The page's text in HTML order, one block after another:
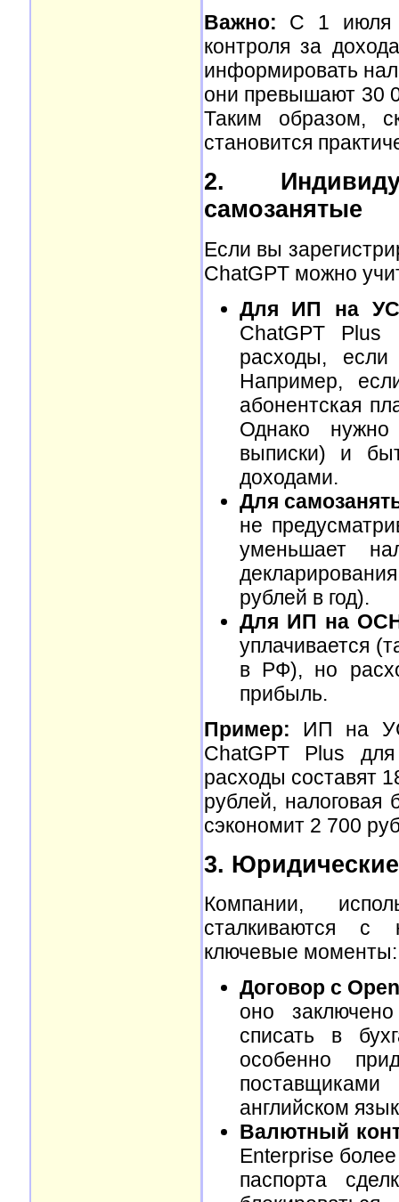
Важно: С 1 июля
контроля за
информировать
они превышают 30
Таким образом,
становится
2.
самозанятые
Если вы
ChatGPT можно
Для ИП на
ChatGPT
расходы,
Например,
абонентская
Однако нужно
выписки) и
доходами.
Для
не
уменьшает
рублей в год).
Для ИП на
уплачивается
в РФ), но
прибыль.
Пример: ИП на
ChatGPT Plus
расходы составят
рублей,
сэкономит 2 700
3. Юридические
Компании,
сталкиваются с
ключевые моменты:
Договор с
оно
списать в
особенно
английском
Валютный
Enterprise
паспорта